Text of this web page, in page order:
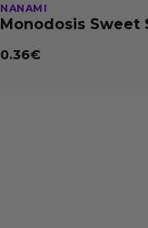
NANAMI
Monodosis Sweet
0.36€